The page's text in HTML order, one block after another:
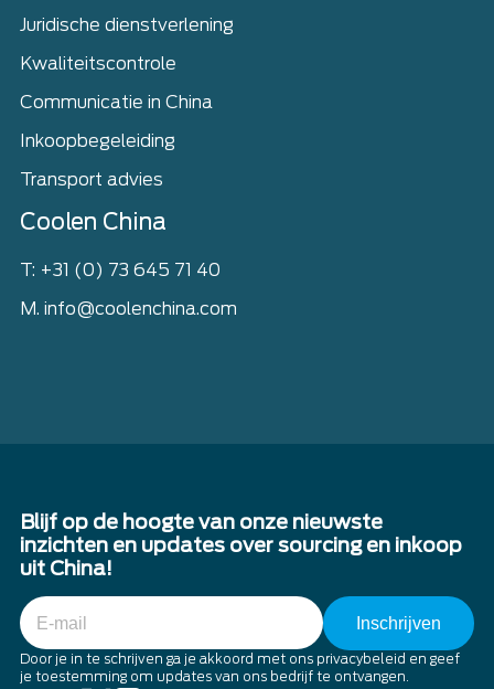
Juridische dienstverlening
Kwaliteitscontrole
Communicatie in China
Inkoopbegeleiding
Transport advies
Coolen China
T: +31 (0) 73 645 71 40
M. info@coolenchina.com
Blijf op de hoogte van onze nieuwste
inzichten en updates over sourcing en inkoop
uit China!
E-
mail
Door je in te schrijven ga je akkoord met ons privacybeleid en geef
je toestemming om updates van ons bedrijf te ontvangen.